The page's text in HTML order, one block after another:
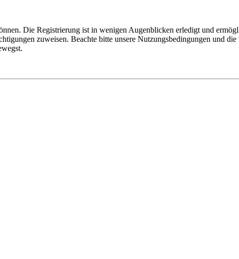
Die Registrierung ist in wenigen Augenblicken erledigt und
zuweisen. Beachte bitte unsere Nutzungsbedingungen und